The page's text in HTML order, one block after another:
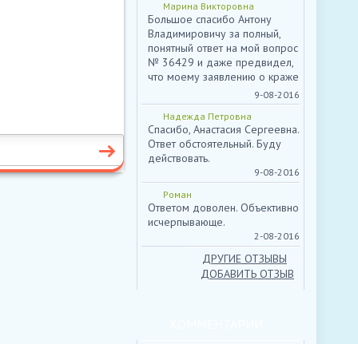
пенсионного фонда о
досрочном назначении пенсии
по...
Пожаловаться
Марина Викторовна
Большое спасибо Антону
Владимировичу за полный,
понятный ответ на мой вопрос
№ 36429 и даже предвидел,
что моему заявлению о краже
не дадут хода, закроют ч...
9-08-2016
Надежда Петровна
Спасибо, Анастасия Сергеевна.
Ответ обстоятельный. Буду
действовать.
9-08-2016
Роман
Ответом доволен. Объективно
исчерпывающе.
2-08-2016
ДРУГИЕ ОТЗЫВЫ
ДОБАВИТЬ ОТЗЫВ